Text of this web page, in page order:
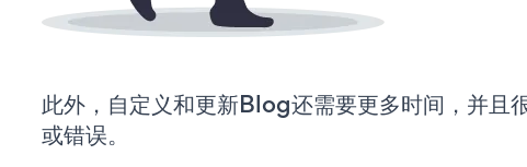
此外，自定义和更新Blog还需要更多时间，并且
或错误。